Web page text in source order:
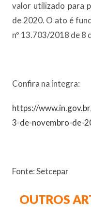
valor utilizado para
de 2020. O ato é
nº 13.703/2018 de 8
Confira na íntegra:
https://
3-de-novembro-de-
Fonte: Setcepar
OUTROS